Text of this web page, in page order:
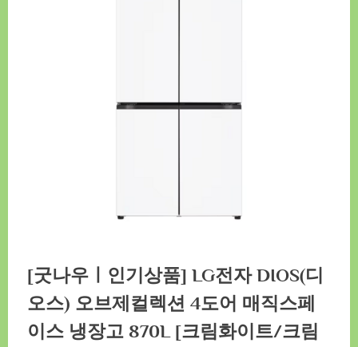
[굿나우ㅣ인기상품] LG전자 DIOS(디
오스) 오브제컬렉션 4도어 매직스페
이스 냉장고 870L [크림화이트/크림